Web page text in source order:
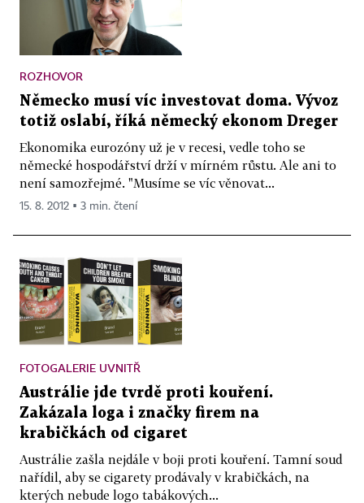
ROZHOVOR
Německo musí víc investovat doma. Vývoz
totiž oslabí, říká německý ekonom Dreger
Ekonomika eurozóny už je v recesi, vedle toho se
německé hospodářství drží v mírném růstu. Ale ani to
není samozřejmé. "Musíme se víc věnovat...
15. 8. 2012 ▪ 3 min. čtení
FOTOGALERIE UVNITŘ
Austrálie jde tvrdě proti kouření.
Zakázala loga i značky firem na
krabičkách od cigaret
Austrálie zašla nejdále v boji proti kouření. Tamní soud
nařídil, aby se cigarety prodávaly v krabičkách, na
kterých nebude logo tabákových...